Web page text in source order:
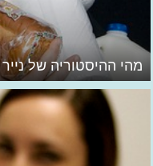
מהי ההיסטוריה של